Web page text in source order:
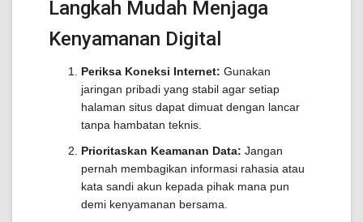
Langkah Mudah Menjaga
Kenyamanan Digital
Periksa Koneksi Internet: Gunakan
jaringan pribadi yang stabil agar setiap
halaman situs dapat dimuat dengan lancar
tanpa hambatan teknis.
Prioritaskan Keamanan Data: Jangan
pernah membagikan informasi rahasia atau
kata sandi akun kepada pihak mana pun
demi kenyamanan bersama.